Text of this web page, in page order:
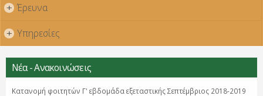
+ Έρευνα
+ Υπηρεσίες
Νέα - Ανακοινώσεις
Κατανομή φοιτητών Γ' εβδομάδα εξεταστικής Σεπτέμβριος 2018-2019